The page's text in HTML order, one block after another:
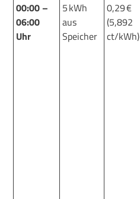
00:00 –
06:00
Uhr
5 kWh
aus
Speicher
0,29 €
(5,892
ct/kWh)